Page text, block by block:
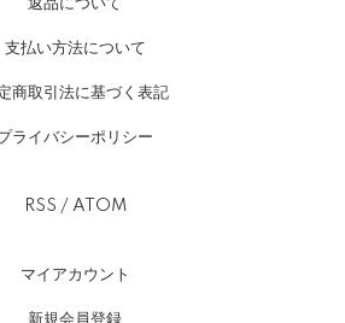
返品について
支払い方法について
商取引法に基づく表記
ライバシーポリシー
RSS / ATOM
マイアカウント
新規会員登録